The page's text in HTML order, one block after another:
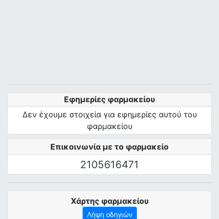
Επικοινωνία με το φαρμακείο
2105616471
Εφημερίες φαρμακείου
Δεν έχουμε στοιχεία για εφημερίες αυτού του
φαρμακείου
Χάρτης φαρμακείου
Λήψη οδηγιών